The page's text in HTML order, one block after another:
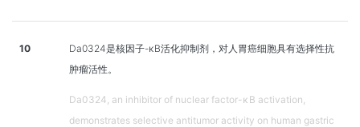
10
Da0324是核因子-κB活化抑制剂，对人胃癌细胞具有选择性抗
肿瘤活性。
Da0324, an inhibitor of nuclear factor-κB activation,
demonstrates selective antitumor activity on human gastric